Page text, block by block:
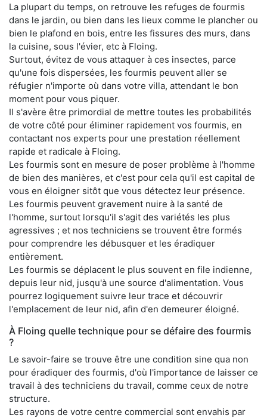
La plupart du temps, on retrouve les refuges de fourmis
dans le jardin, ou bien dans les lieux comme le plancher ou
bien le plafond en bois, entre les fissures des murs, dans
la cuisine, sous l'évier, etc à Floing.
Surtout, évitez de vous attaquer à ces insectes, parce
qu'une fois dispersées, les fourmis peuvent aller se
réfugier n'importe où dans votre villa, attendant le bon
moment pour vous piquer.
Il s'avère être primordial de mettre toutes les probabilités
de votre côté pour éliminer rapidement vos fourmis, en
contactant nos experts pour une prestation réellement
rapide et radicale à Floing.
Les fourmis sont en mesure de poser problème à l'homme
de bien des manières, et c'est pour cela qu'il est capital de
vous en éloigner sitôt que vous détectez leur présence.
Les fourmis peuvent gravement nuire à la santé de
l'homme, surtout lorsqu'il s'agit des variétés les plus
agressives ; et nos techniciens se trouvent être formés
pour comprendre les débusquer et les éradiquer
entièrement.
Les fourmis se déplacent le plus souvent en file indienne,
depuis leur nid, jusqu'à une source d'alimentation. Vous
pourrez logiquement suivre leur trace et découvrir
l'emplacement de leur nid, afin d'en demeurer éloigné.
À Floing quelle technique pour se défaire des fourmis
?
Le savoir-faire se trouve être une condition sine qua non
pour éradiquer des fourmis, d'où l'importance de laisser ce
travail à des techniciens du travail, comme ceux de notre
structure.
Les rayons de votre centre commercial sont envahis par